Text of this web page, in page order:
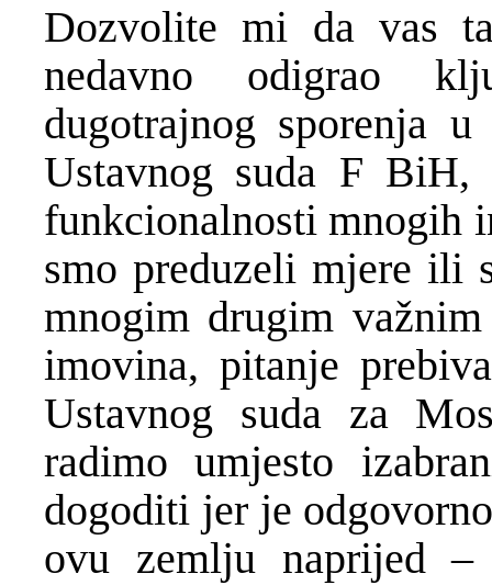
Dozvolite mi da vas
nedavno odigrao
dugotrajnog sporenja
Ustavnog suda F BiH,
funkcionalnosti mnogih
smo preduzeli mjere ili
mnogim drugim
imovina, pitanje
Ustavnog suda za
radimo umjesto
dogoditi jer je
ovu zemlju naprijed